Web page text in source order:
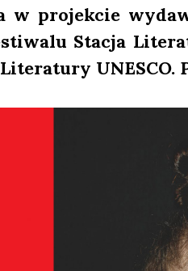
w pro­jek­cie
Sta­cja
UNESCO.